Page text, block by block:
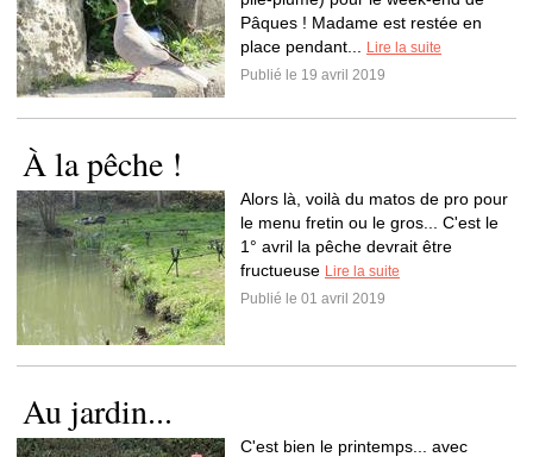
Pâques ! Madame est restée en
place pendant...
Lire la suite
Publié le 19 avril 2019
À la pêche !
Alors là, voilà du matos de pro pour
le menu fretin ou le gros... C'est le
1° avril la pêche devrait être
fructueuse Lire la suite
Publié le 01 avril 2019
Au jardin...
C'est bien le printemps... avec